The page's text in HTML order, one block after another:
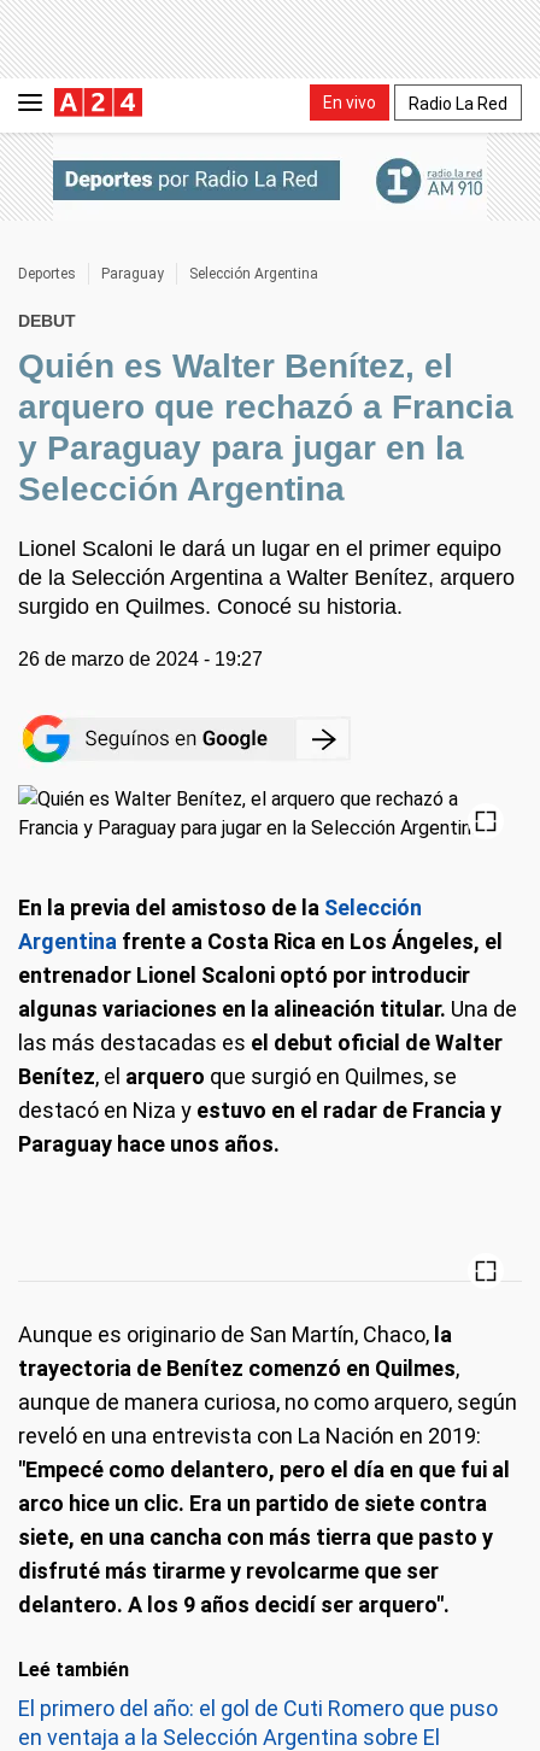
En vivo Radio La Red
Deportes Paraguay Selección Argentina
DEBUT
Quién es Walter Benítez, el
arquero que rechazó a Francia
y Paraguay para jugar en la
Selección Argentina
Lionel Scaloni le dará un lugar en el primer equipo
de la Selección Argentina a Walter Benítez, arquero
surgido en Quilmes. Conocé su historia.
26 de marzo de 2024 - 19:27
En la previa del amistoso de la Selección
Argentina frente a Costa Rica en Los Ángeles, el
entrenador Lionel Scaloni optó por introducir
algunas variaciones en la alineación titular. Una de
las más destacadas es el debut oficial de Walter
Benítez, el arquero que surgió en Quilmes, se
destacó en Niza y estuvo en el radar de Francia y
Paraguay hace unos años.
Aunque es originario de San Martín, Chaco, la
trayectoria de Benítez comenzó en Quilmes,
aunque de manera curiosa, no como arquero, según
reveló en una entrevista con La Nación en 2019:
"Empecé como delantero, pero el día en que fui al
arco hice un clic. Era un partido de siete contra
siete, en una cancha con más tierra que pasto y
disfruté más tirarme y revolcarme que ser
delantero. A los 9 años decidí ser arquero".
Leé también
El primero del año: el gol de Cuti Romero que puso
en ventaja a la Selección Argentina sobre El